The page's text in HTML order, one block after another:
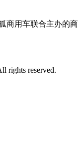
商用车联合主办的商
rights reserved.